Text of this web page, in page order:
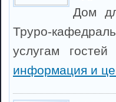
Дом
Труро-
услугам
информация и